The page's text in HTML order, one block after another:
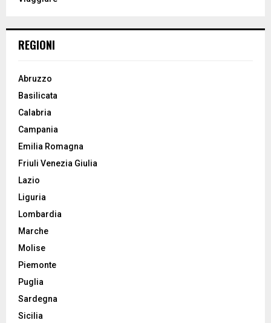
REGIONI
Abruzzo
Basilicata
Calabria
Campania
Emilia Romagna
Friuli Venezia Giulia
Lazio
Liguria
Lombardia
Marche
Molise
Piemonte
Puglia
Sardegna
Sicilia